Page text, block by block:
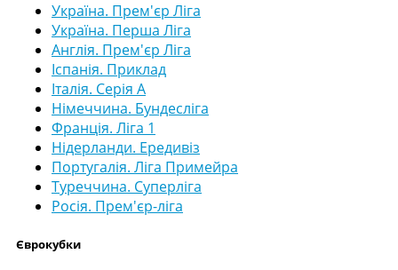
Україна. Прем'єр Ліга
Україна. Перша Ліга
Англія. Прем'єр Ліга
Іспанія. Приклад
Італія. Серія А
Німеччина. Бундесліга
Франція. Ліга 1
Нідерланди. Ередивіз
Португалія. Ліга Примейра
Туреччина. Суперліга
Росія. Прем'єр-ліга
Єврокубки